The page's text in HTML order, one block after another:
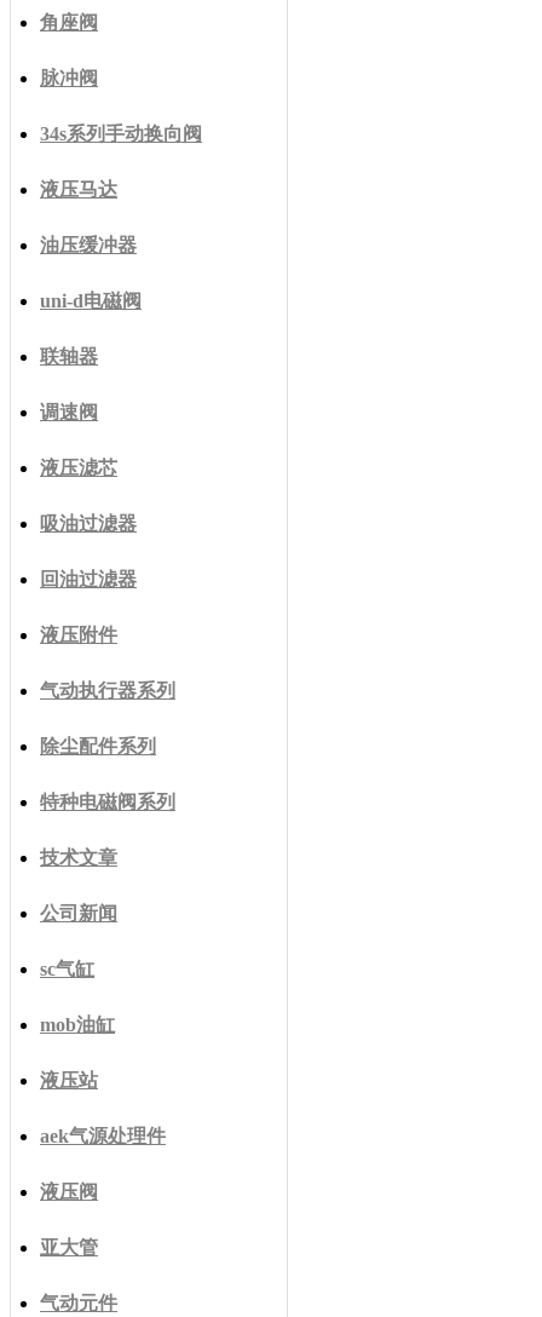
角座阀
脉冲阀
34s系列手动换向阀
液压马达
油压缓冲器
uni-d电磁阀
联轴器
调速阀
液压滤芯
吸油过滤器
回油过滤器
液压附件
气动执行器系列
除尘配件系列
特种电磁阀系列
技术文章
公司新闻
sc气缸
mob油缸
液压站
aek气源处理件
液压阀
亚大管
气动元件